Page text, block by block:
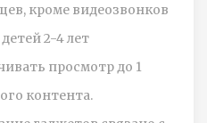
кроме видеозвонков
2-4 лет
просмотр до 1
контента.